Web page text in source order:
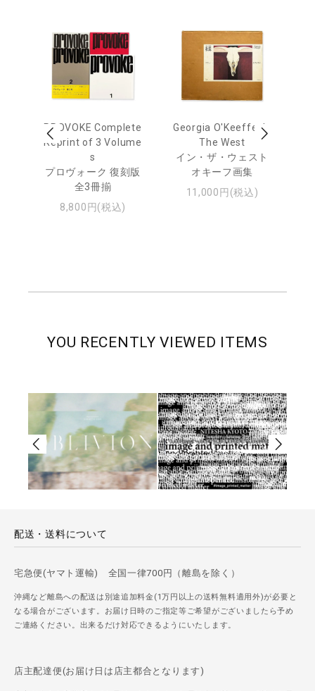
PROVOKE Complete
Reprint of 3 Volume
s
プロヴォーク 復刻版
全3冊揃
8,800円(税込)
Georgia O'Keeffe: In
The West
イン・ザ・ウェスト
オキーフ画集
11,000円(税込)
YOU RECENTLY VIEWED ITEMS
配送・送料について
宅急便(ヤマト運輸) 全国一律700円（離島を除く）
沖縄など離島への配送は別途追加料金(1万円以上の送料無料適用外)が必要と
なる場合がございます。お届け日時のご指定等ご希望がございましたら予め
ご連絡ください。出来るだけ対応できるようにいたします。
店主配達便(お届け日は店主都合となります)